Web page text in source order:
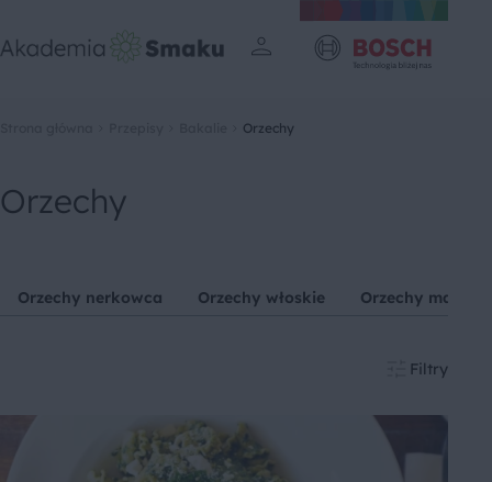
Orzechy
Orzechy
Orzechy nerkowca Orzechy włoskie Orzechy
Filtry